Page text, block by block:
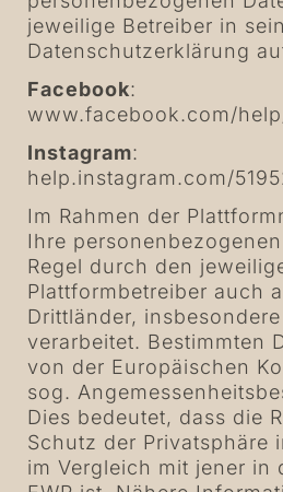
jeweilige Betreiber in
Datenschutzerklärung
Facebook:
www.facebook.com/
Instagram:
help.instagram.com/
Im Rahmen der
Ihre
Regel durch den
Plattformbetreiber auch
Drittländer,
verarbeitet. Bestimmten
von der Europäischen
sog.
Dies bedeutet, dass die
Schutz der Privatsphäre
im Vergleich mit jener in